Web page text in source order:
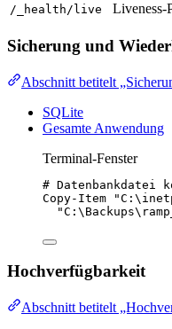
/_health/live Liveness-
Sicherung und
Abschnitt betitelt
SQLite
Gesamte Anwendung
Terminal-Fenster
# Datenbankdatei
Copy-Item
"
"C:\Backups\ramp_
Hochverfügbarkeit
Abschnitt betitelt